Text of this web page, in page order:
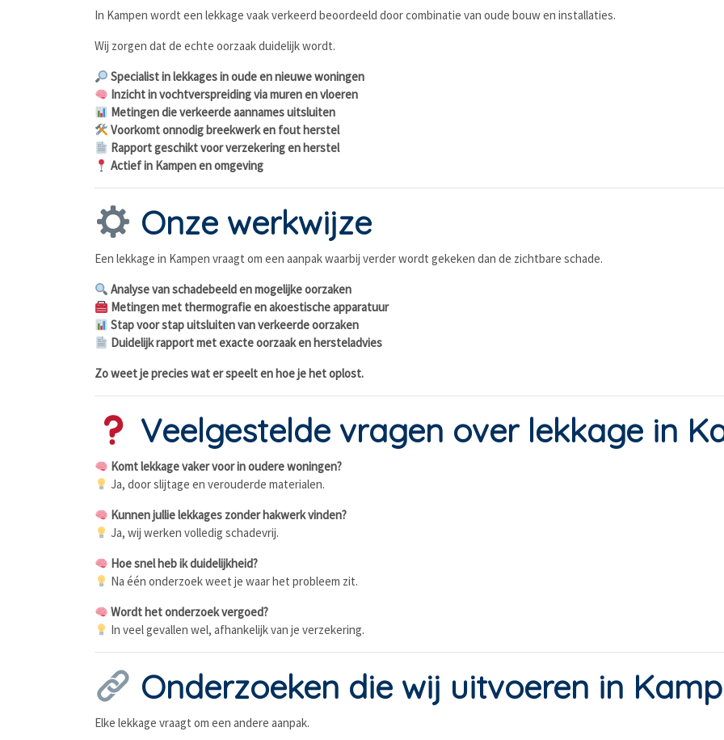
In Kampen wordt een lekkage vaak verkeerd beoordeeld door combinatie van oude bouw en installaties.
Wij zorgen dat de echte oorzaak duidelijk wordt.
Specialist in lekkages in oude en nieuwe woningen
Inzicht in vochtverspreiding via muren en vloeren
Metingen die verkeerde aannames uitsluiten
Voorkomt onnodig breekwerk en fout herstel
Rapport geschikt voor verzekering en herstel
Actief in Kampen en omgeving
Onze werkwijze
Een lekkage in Kampen vraagt om een aanpak waarbij verder wordt gekeken dan de zichtbare schade.
Analyse van schadebeeld en mogelijke oorzaken
Metingen met thermografie en akoestische apparatuur
Stap voor stap uitsluiten van verkeerde oorzaken
Duidelijk rapport met exacte oorzaak en hersteladvies
Zo weet je precies wat er speelt en hoe je het oplost.
Veelgestelde vragen over lekkage in
Komt lekkage vaker voor in oudere woningen?
Ja, door slijtage en verouderde materialen.
Kunnen jullie lekkages zonder hakwerk vinden?
Ja, wij werken volledig schadevrij.
Hoe snel heb ik duidelijkheid?
Na één onderzoek weet je waar het probleem zit.
Wordt het onderzoek vergoed?
In veel gevallen wel, afhankelijk van je verzekering.
Onderzoeken die wij uitvoeren in
Elke lekkage vraagt om een andere aanpak.